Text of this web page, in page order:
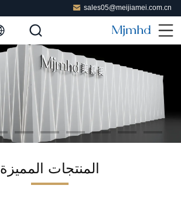
sales05@meijiamei.com.cn
المنتجات المميزة